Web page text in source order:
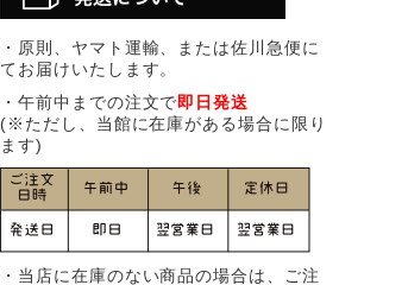
・原則、ヤマト運輸、または佐川急便に
てお届けいたします。
・午前中までの注文で即日発送
(※ただし、当館に在庫がある場合に限り
ます)
・当店に在庫のない商品の場合は、ご注